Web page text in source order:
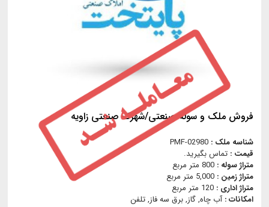
فروش ملک و سوله صنعتی/شهرک صنعتی زاویه
شناسه ملک : PMF-02980
قیمت : تماس بگیرید.
متراژ سوله : 800 متر مربع
متراژ زمین : 5,000 متر مربع
متراژ اداری : 120 متر مربع
امکانات :آب چاه, گاز, برق سه فاز, تلفن